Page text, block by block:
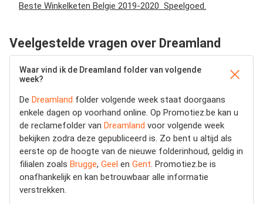
Beste Winkelketen Belgie 2019-2020 Speelgoed.
Veelgestelde vragen over Dreamland
Waar vind ik de Dreamland folder van volgende
week?
De Dreamland folder volgende week staat doorgaans
enkele dagen op voorhand online. Op Promotiez.be kan u
de reclamefolder van Dreamland voor volgende week
bekijken zodra deze gepubliceerd is. Zo bent u altijd als
eerste op de hoogte van de nieuwe folderinhoud, geldig in
filialen zoals Brugge, Geel en Gent. Promotiez.be is
onafhankelijk en kan betrouwbaar alle informatie
verstrekken.